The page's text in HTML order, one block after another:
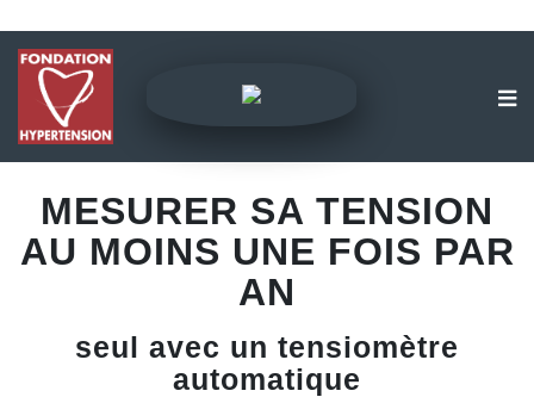
MESURER SA TENSION
AU MOINS UNE FOIS PAR
AN
seul avec un tensiomètre
automatique